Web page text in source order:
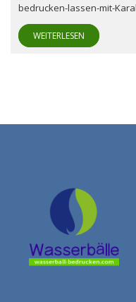
bedrucken-lassen-mit-
WEITERLESEN